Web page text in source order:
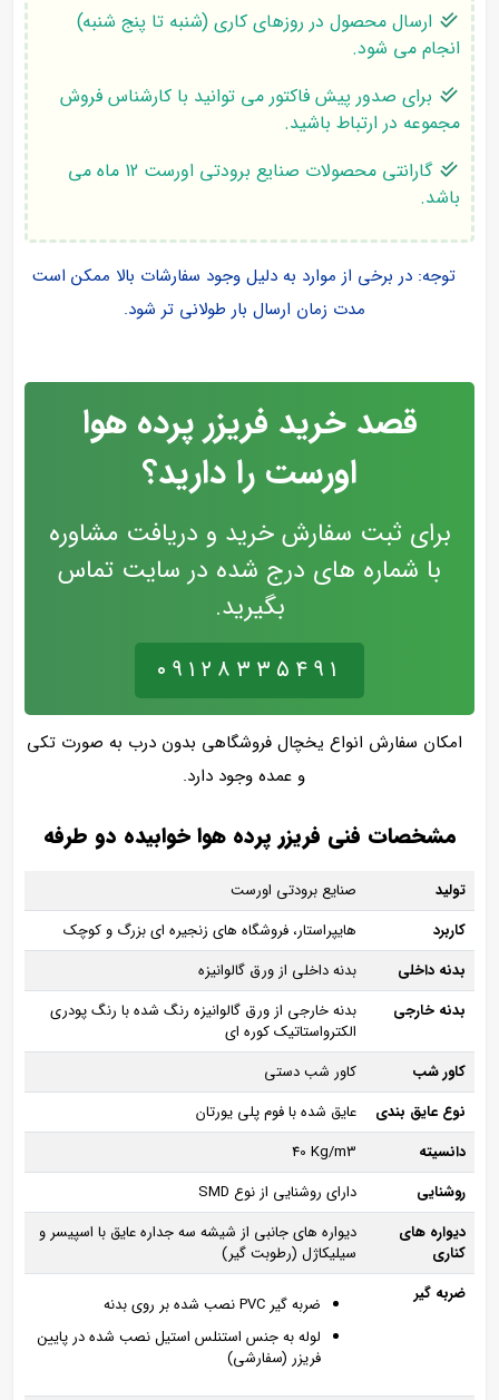
ارسال محصول در روزهای کاری (شنبه تا پنج شنبه)
انجام می شود.
برای صدور پیش فاکتور می توانید با کارشناس فروش
مجموعه در ارتباط باشید.
گارانتی محصولات صنایع برودتی اورست 12 ماه می
باشد.
توجه: در برخی از موارد به دلیل وجود سفارشات بالا ممکن است
مدت زمان ارسال بار طولانی تر شود.
قصد خرید فریزر پرده هوا
اورست را دارید؟
برای ثبت سفارش خرید و دریافت مشاوره
با شماره های درج شده در سایت تماس
بگیرید.
۰۹۱۲۸۳۳۵۴۹۱
امکان سفارش انواع یخچال فروشگاهی بدون درب به صورت تکی
و عمده وجود دارد.
مشخصات فنی فریزر پرده هوا خوابیده دو طرفه
تولید
صنایع برودتی اورست
کاربرد
هایپراستار، فروشگاه های زنجیره ای بزرگ و کوچک
بدنه داخلی
بدنه داخلی از ورق گالوانیزه
بدنه خارجی
بدنه خارجی از ورق گالوانیزه رنگ شده با رنگ پودری
الکترواستاتیک کوره‌ ای
کاور شب
کاور شب دستی
نوع عایق بندی
عایق شده با فوم پلی یورتان
دانسیته
40 Kg/m3
روشنایی
دارای روشنایی از نوع SMD
دیواره‌ های
کناری
دیواره‌ های جانبی از شیشه سه جداره عایق با اسپیسر و
سیلیکاژل (رطوبت گیر)
ضربه‌ گیر
ضربه گیر PVC نصب شده بر روی بدنه
لوله به جنس استنلس استیل نصب شده در پایین
فریزر (سفارشی)